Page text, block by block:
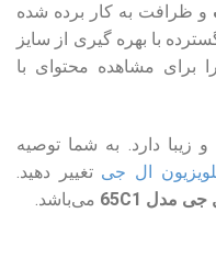
و ظرافت به کار برده شده
با بهره گیری از سایز
برای مشاهده محتوای با
و زیبا دارد. به شما توصیه
ال جی تغییر دهید.
می‌باشد.